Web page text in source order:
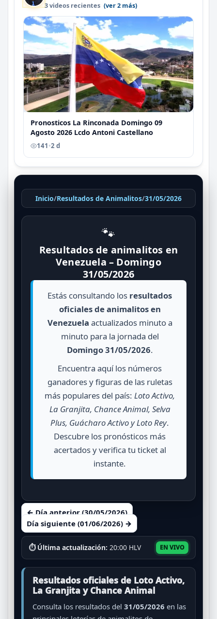
3 videos recientes (ver 2 más)
Pronosticos La Rinconada Domingo 09
Agosto 2026 Lcdo Antoni Castellano
141•2 d
Inicio/Resultados de Animalitos/31/05/2026
🐾
Resultados de animalitos en
Venezuela – Domingo
31/05/2026
Estás consultando los resultados
oficiales de animalitos en
Venezuela actualizados minuto a
minuto para la jornada del
Domingo 31/05/2026.
Encuentra aquí los números
ganadores y figuras de las ruletas
más populares del país: Loto Activo,
La Granjita, Chance Animal, Selva
Plus, Guácharo Activo y Loto Rey.
Descubre los pronósticos más
acertados y verifica tu ticket al
instante.
← Día anterior (30/05/2026)
Día siguiente (01/06/2026) →
⏱ Última actualización: 20:00 HLV EN VIVO
Resultados oficiales de Loto Activo,
La Granjita y Chance Animal
Consulta los resultados del 31/05/2026 en las